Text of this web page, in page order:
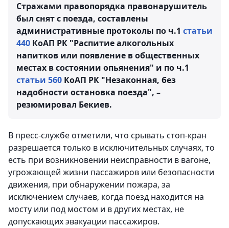
Стражами правопорядка правонарушитель
был снят с поезда, составлены
административные протоколы по ч.1 статьи
440 КоАП РК "Распитие алкогольных
напитков или появление в общественных
местах в состоянии опьянения" и по ч.1
статьи 560 КоАП РК "Незаконная, без
надобности остановка поезда", –
резюмировал Бекиев.
В пресс-службе отметили, что срывать стоп-кран
разрешается только в исключительных случаях, то
есть при возникновении неисправности в вагоне,
угрожающей жизни пассажиров или безопасности
движения, при обнаружении пожара, за
исключением случаев, когда поезд находится на
мосту или под мостом и в других местах, не
допускающих эвакуации пассажиров.